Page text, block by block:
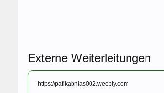
Externe Weiterleitungen
https://pafikabnias002.weebly.com